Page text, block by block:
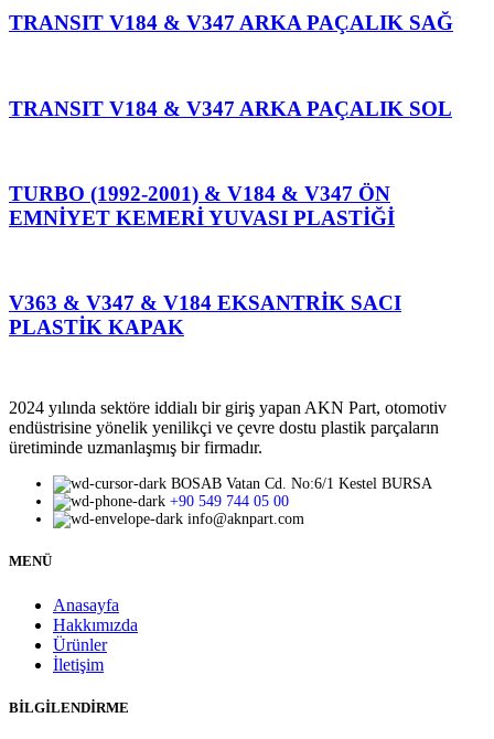
TRANSIT V184 & V347 ARKA PAÇALIK SAĞ
TRANSIT V184 & V347 ARKA PAÇALIK SOL
TURBO (1992-2001) & V184 & V347 ÖN
EMNİYET KEMERİ YUVASI PLASTİĞİ
V363 & V347 & V184 EKSANTRİK SACI
PLASTİK KAPAK
2024 yılında sektöre iddialı bir giriş yapan AKN Part, otomotiv
endüstrisine yönelik yenilikçi ve çevre dostu plastik parçaların
üretiminde uzmanlaşmış bir firmadır.
BOSAB Vatan Cd. No:6/1 Kestel BURSA
+90 549 744 05 00
info@aknpart.com
MENÜ
Anasayfa
Hakkımızda
Ürünler
İletişim
BİLGİLENDİRME